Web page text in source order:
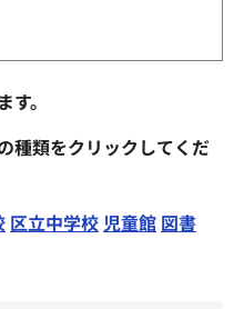
。
種類をクリックしてくだ
区立中学校児童館 図書